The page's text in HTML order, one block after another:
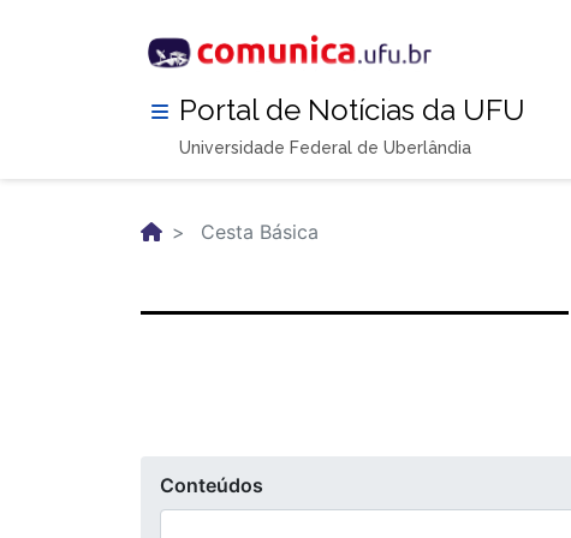
Portal de Notícias da UFU
Universidade Federal de Uberlândia
Cesta Básica
Conteúdos